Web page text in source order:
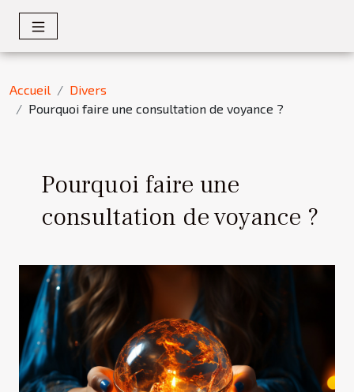
Accueil
Divers
Pourquoi faire une consultation de voyance ?
Pourquoi faire une
consultation de voyance ?